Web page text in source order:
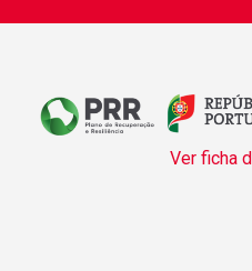
Ver ficha